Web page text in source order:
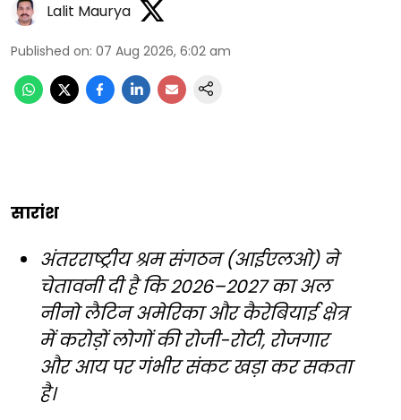
Lalit Maurya
Published on: 07 Aug 2026, 6:02 am
सारांश
अंतरराष्ट्रीय श्रम संगठन (आईएलओ) ने
चेतावनी दी है कि 2026–2027 का अल
नीनो लैटिन अमेरिका और कैरेबियाई क्षेत्र
में करोड़ों लोगों की रोजी-रोटी, रोजगार
और आय पर गंभीर संकट खड़ा कर सकता
है।